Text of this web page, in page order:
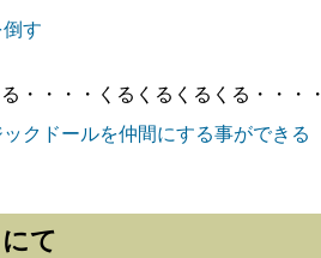
す
・・・・くるくるくるくる・・・・
クドールを仲間にする事ができる
て